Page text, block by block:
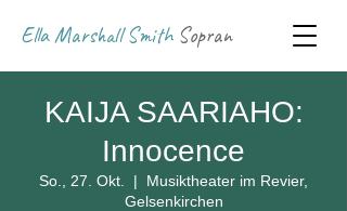
Ella Marshall Smith Sopran
KAIJA SAARIAHO:
Innocence
So., 27. Okt.
  |
Musiktheater im Revier,
Gelsenkirchen